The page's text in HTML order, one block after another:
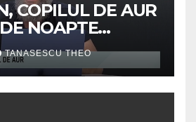
COPILUL DE AUR
NOAPTE
TANASESCU THEO